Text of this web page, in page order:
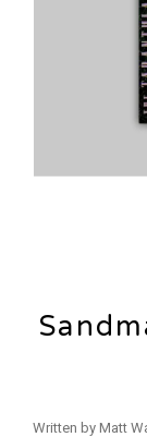
Written by Matt